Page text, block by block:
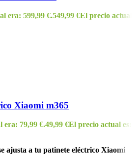
era: 599,99 €.549,99 €El precio actual
Xiaomi m365
era: 79,99 €.49,99 €El precio actual es:
ajusta a tu patinete eléctrico Xiaomi